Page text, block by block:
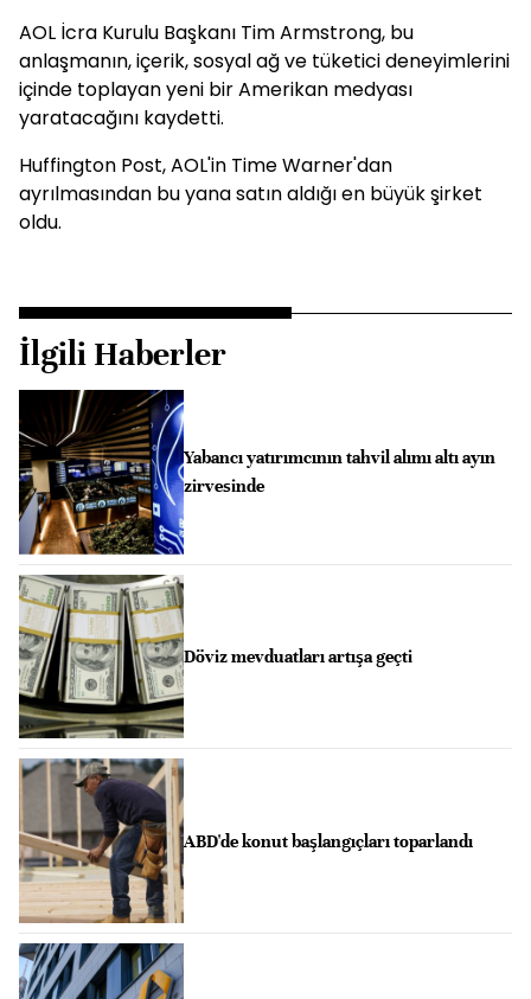
AOL İcra Kurulu Başkanı Tim Armstrong, bu
anlaşmanın, içerik, sosyal ağ ve tüketici deneyimlerini
içinde toplayan yeni bir Amerikan medyası
yaratacağını kaydetti.
Huffington Post, AOL'in Time Warner'dan
ayrılmasından bu yana satın aldığı en büyük şirket
oldu.
İlgili Haberler
Yabancı yatırımcının tahvil alımı altı ayın
zirvesinde
Döviz mevduatları artışa geçti
ABD'de konut başlangıçları toparlandı